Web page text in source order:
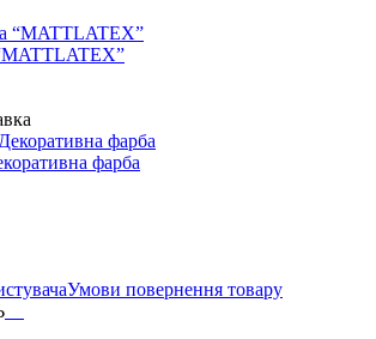
фарба
Умови повернення товару